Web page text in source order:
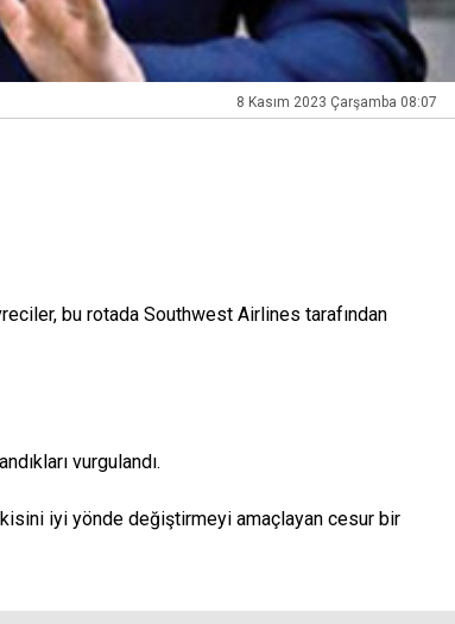
8 Kasım 2023 Çarşamba 08:07
bu rotada Southwest Airlines tarafından
vurgulandı.
iyi yönde değiştirmeyi amaçlayan cesur bir